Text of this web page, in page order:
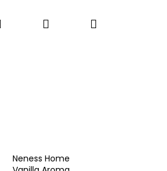
VÔNE PODĽA TYPU
Hľadať PrihlásenieNákupný
Neness Home